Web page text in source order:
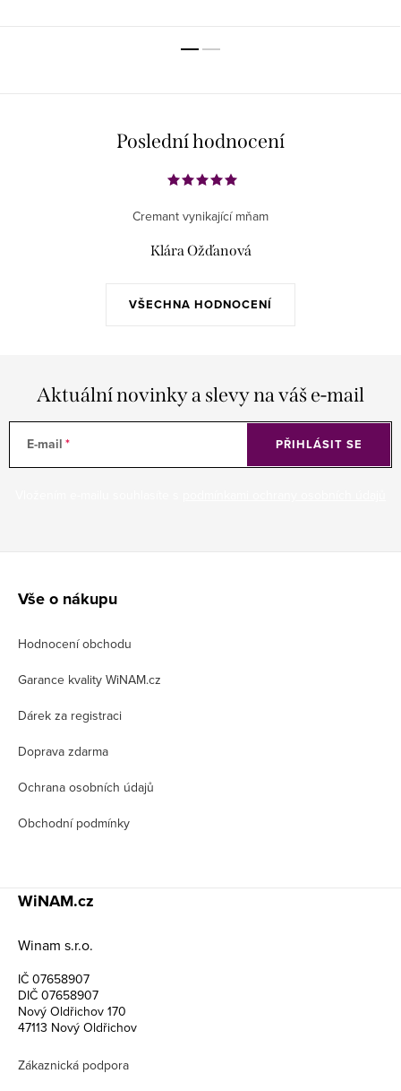
Poslední hodnocení
VŠECHNA HODNOCENÍ
Cremant vynikající mňam
Klára Ožďanová
Aktuální novinky a slevy na váš e-mail
E-mail PŘIHLÁSIT SE
Vše o nákupu
Hodnocení obchodu
Garance kvality WiNAM.cz
Dárek za registraci
Doprava zdarma
Ochrana osobních údajů
Obchodní podmínky
WiNAM.cz
Winam s.r.o.
IČ 07658907
DIČ 07658907
Nový Oldřichov 170
47113 Nový Oldřichov
Zákaznická podpora